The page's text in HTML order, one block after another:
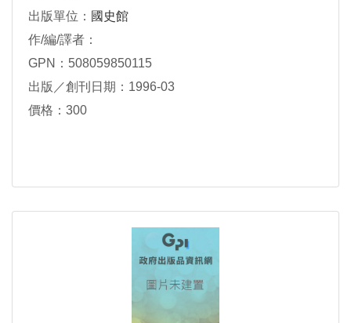
出版單位： 國史館
作/編/譯者：
GPN：508059850115
出版／創刊日期：1996-03
價格：300